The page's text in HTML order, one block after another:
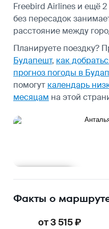
Freebird Airlines и ещё
без пересадок
расстояние между
Планируете поездку?
Будапешт, как
прогноз погоды в
помогут календарь
месяцам на этой
Факты о
от 3 515 ₽